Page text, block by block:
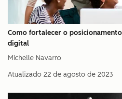
Como fortalecer o
digital
Michelle Navarro
Atualizado 22 de agosto de 2023